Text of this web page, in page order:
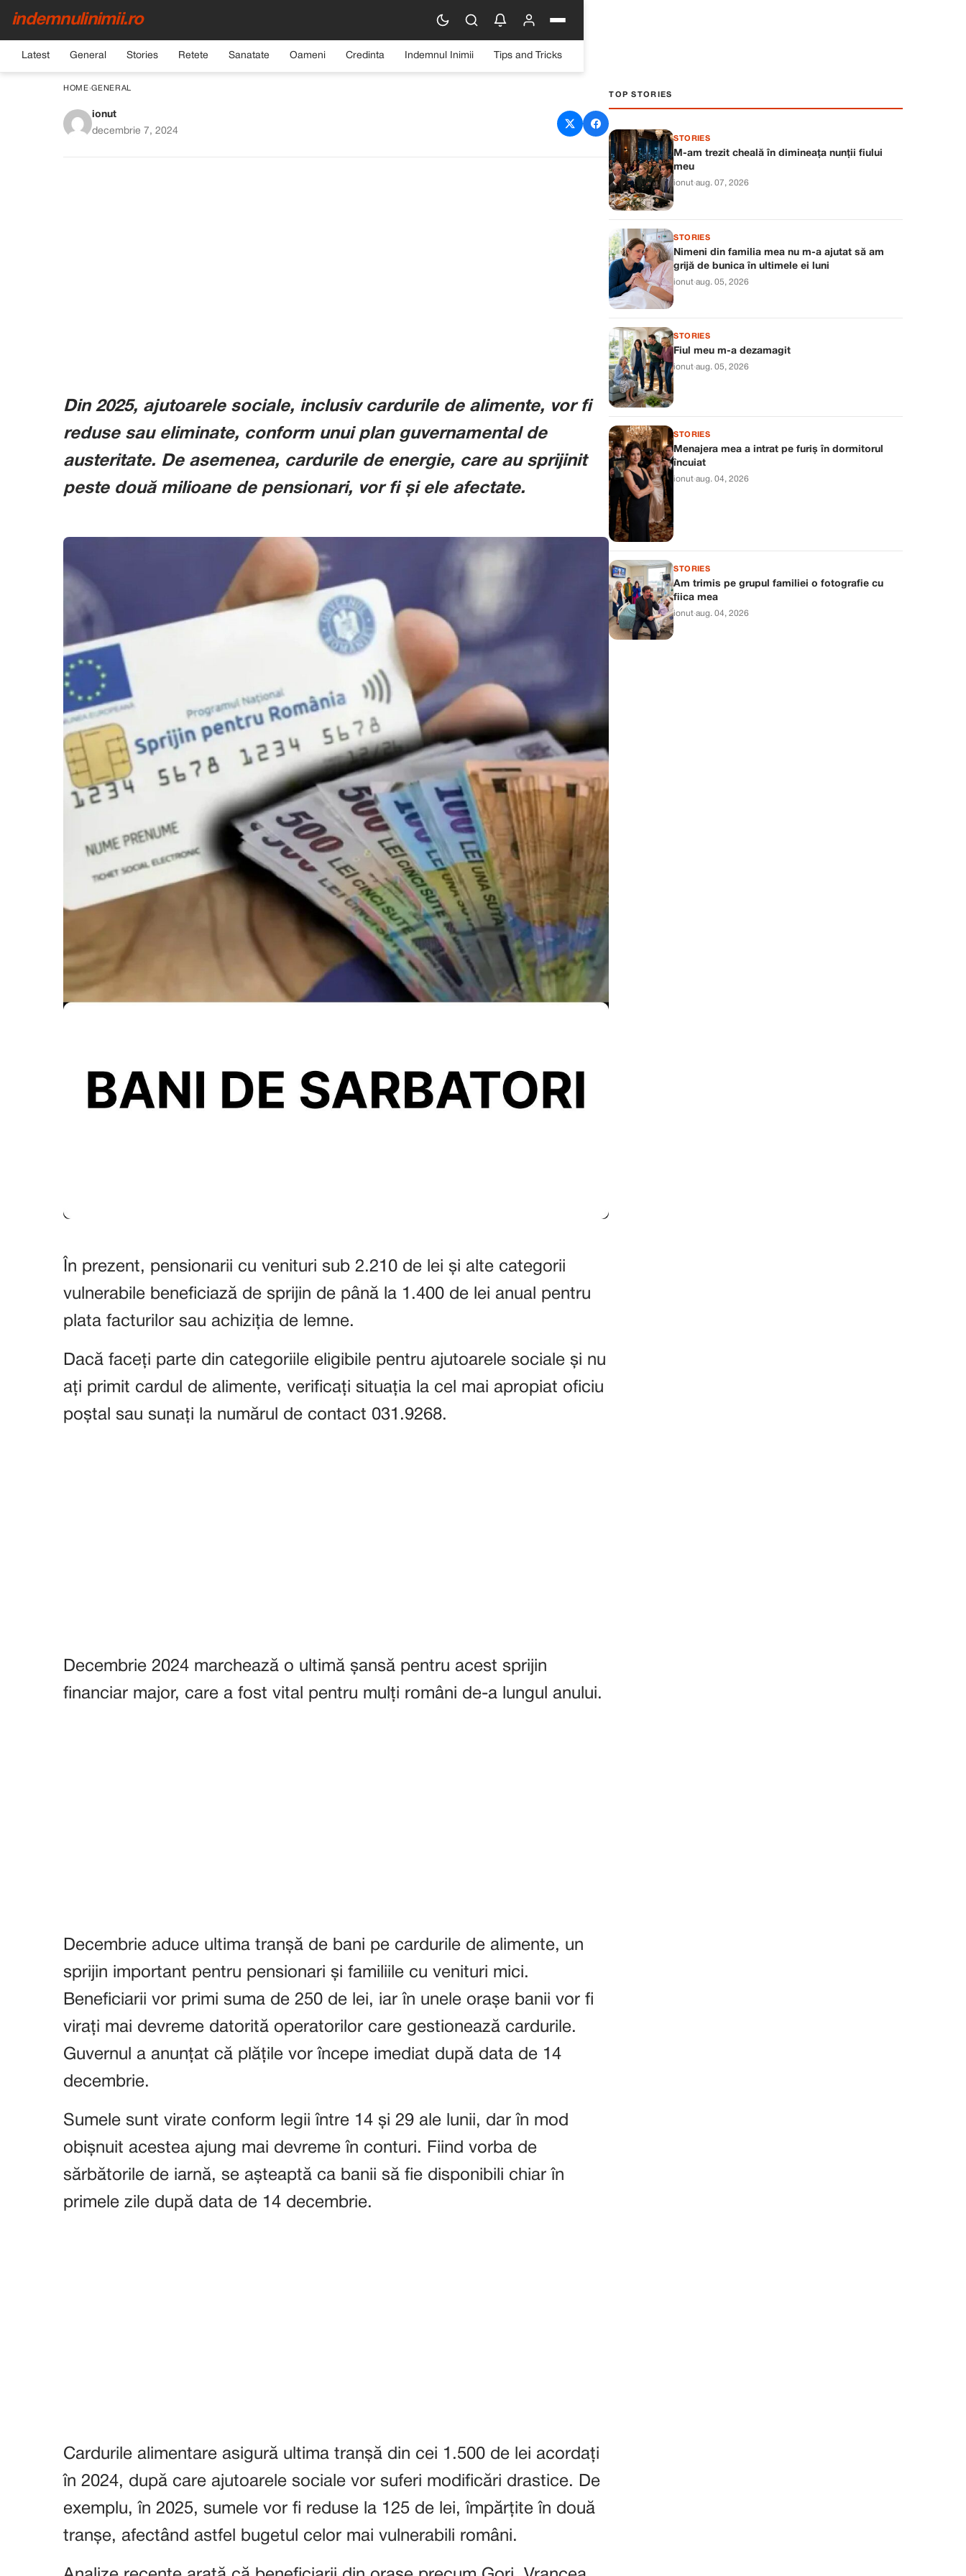
indemnulinimii.ro
Latest General Stories Retete Sanatate Oameni Credinta Indemnul Inimii Tips and Tricks
HOME›GENERAL
Carduri sociale 2024-2025
ionut
decembrie 7, 2024
Din 2025, ajutoarele sociale, inclusiv cardurile de alimente, vor fi
reduse sau eliminate, conform unui plan guvernamental de
austeritate. De asemenea, cardurile de energie, care au sprijinit
peste două milioane de pensionari, vor fi și ele afectate.
În prezent, pensionarii cu venituri sub 2.210 de lei și alte categorii
vulnerabile beneficiază de sprijin de până la 1.400 de lei anual pentru
plata facturilor sau achiziția de lemne.
Dacă faceți parte din categoriile eligibile pentru ajutoarele sociale și nu
ați primit cardul de alimente, verificați situația la cel mai apropiat oficiu
poștal sau sunați la numărul de contact 031.9268.
Decembrie 2024 marchează o ultimă șansă pentru acest sprijin
financiar major, care a fost vital pentru mulți români de-a lungul anului.
Decembrie aduce ultima tranșă de bani pe cardurile de alimente, un
sprijin important pentru pensionari și familiile cu venituri mici.
Beneficiarii vor primi suma de 250 de lei, iar în unele orașe banii vor fi
virați mai devreme datorită operatorilor care gestionează cardurile.
Guvernul a anunțat că plățile vor începe imediat după data de 14
decembrie.
Sumele sunt virate conform legii între 14 și 29 ale lunii, dar în mod
obișnuit acestea ajung mai devreme în conturi. Fiind vorba de
sărbătorile de iarnă, se așteaptă ca banii să fie disponibili chiar în
primele zile după data de 14 decembrie.
Cardurile alimentare asigură ultima tranșă din cei 1.500 de lei acordați
în 2024, după care ajutoarele sociale vor suferi modificări drastice. De
exemplu, în 2025, sumele vor fi reduse la 125 de lei, împărțite în două
tranșe, afectând astfel bugetul celor mai vulnerabili români.
TOP STORIES
STORIES
M-am trezit cheală în dimineața nunții fiului
meu
ionut·aug. 07, 2026
STORIES
Nimeni din familia mea nu m-a ajutat să am
grijă de bunica în ultimele ei luni
ionut·aug. 05, 2026
STORIES
Fiul meu m-a dezamagit
ionut·aug. 05, 2026
STORIES
Menajera mea a intrat pe furiș în dormitorul
încuiat
ionut·aug. 04, 2026
STORIES
Am trimis pe grupul familiei o fotografie cu
fiica mea
ionut·aug. 04, 2026